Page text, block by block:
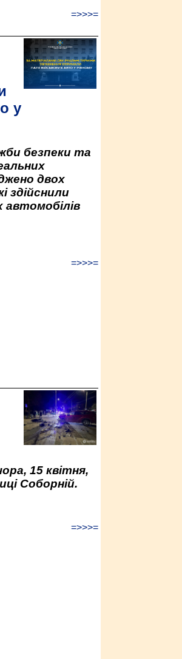
=>>>=
у
безпеки та
двох
здійснили
автомобілів
=>>>=
15 квітня,
Соборній.
=>>>=